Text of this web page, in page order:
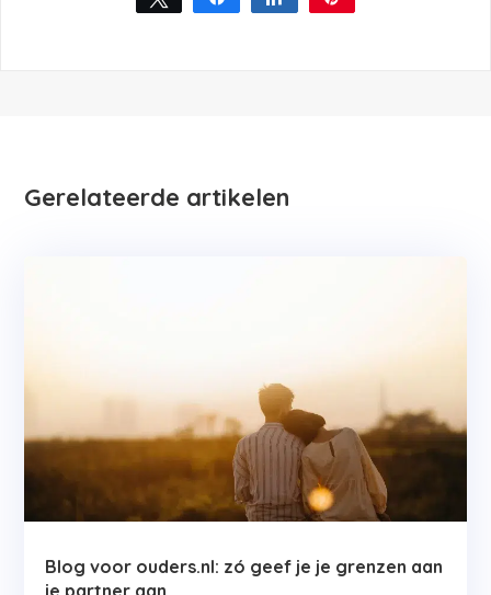
Gerelateerde artikelen
Blog voor ouders.nl: zó geef je je grenzen aan